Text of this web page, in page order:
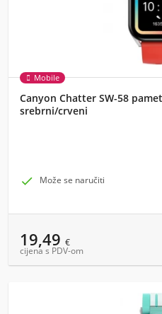
Mobile
Canyon Chatter SW-58
srebrni/crveni
 Može se naručiti
19,49 €
cijena s PDV-om